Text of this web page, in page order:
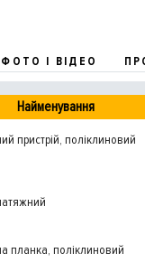
ФОТО І ВІДЕО
Найменування
пристрій, поліклиновий
планка, поліклиновий